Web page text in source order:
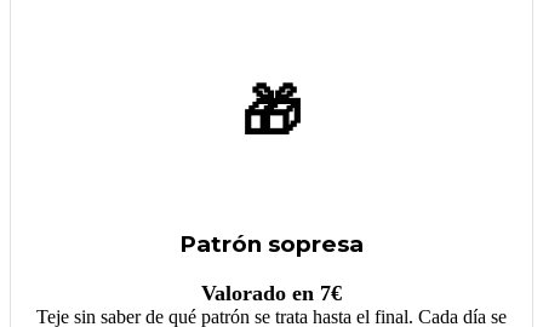
🎁
Patrón sopresa
Valorado en 7€
Teje sin saber de qué patrón se trata hasta el final. Cada día se